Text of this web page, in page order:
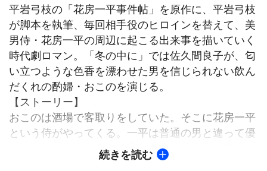
平岩弓枝の「花房一平事件帖」を原作に、平岩弓枝
が脚本を執筆、毎回相手役のヒロインを替えて、美
男侍・花房一平の周辺に起こる出来事を描いていく
時代劇ロマン。「冬の中に」では佐久間良子が、匂
い立つような色香を漂わせた男を信じられない飲ん
だくれの酌婦・おこのを演じる。
【ストーリー】
おこのは酒場で客取りをしていた。そこに花房一平
という侍がやってくる。一平は普通の男と違って優
しかった。だが、なじみ客の平吉が追われる身とあ
って、おこのは一平を御用の筋の者と疑った。だが
続きを読む